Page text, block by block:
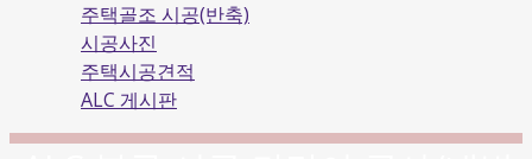
주택골조 시공(반축)
시공사진
주택시공견적
ALC 게시판